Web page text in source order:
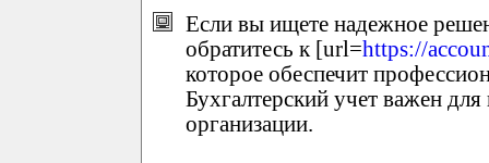
Если вы ищете надежное
обратитесь к [url=https://
которое обеспечит
Бухгалтерский учет важен
организации.